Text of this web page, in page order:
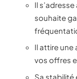
Il
souhaite
Il attire une
vos offres
Sa stabilité